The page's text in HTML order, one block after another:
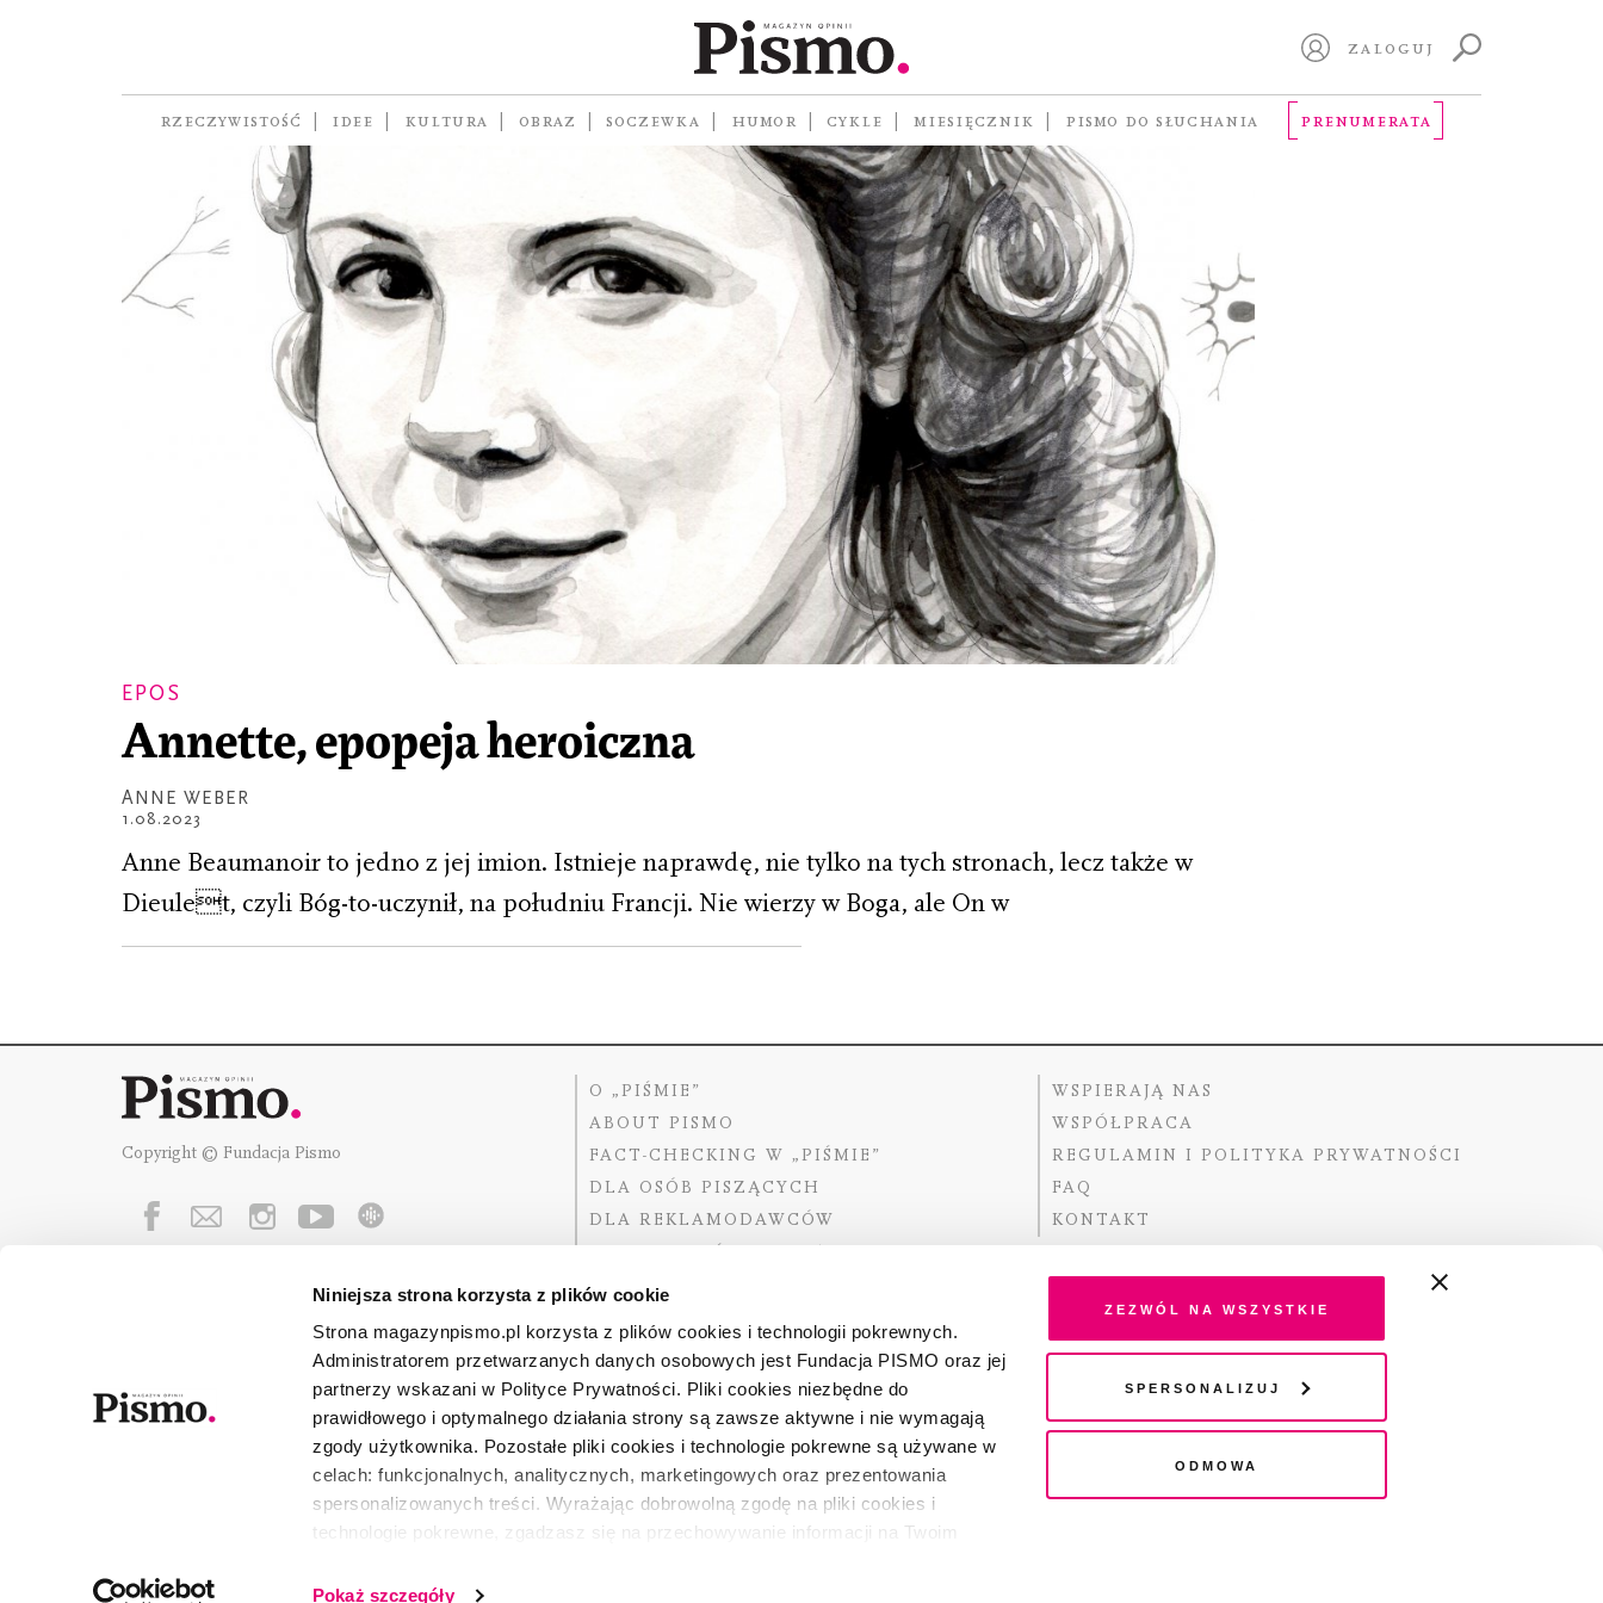
Niniejsza strona korzysta z plików cookie
Strona magazynpismo.pl korzysta z plików cookies i technologii pokrewnych.
Administratorem przetwarzanych danych osobowych jest Fundacja PISMO oraz jej
partnerzy wskazani w Polityce Prywatności. Pliki cookies niezbędne do
prawidłowego i optymalnego działania strony są zawsze aktywne i nie wymagają
zgody użytkownika. Pozostałe pliki cookies i technologie pokrewne są używane w
celach: funkcjonalnych, analitycznych, marketingowych oraz prezentowania
spersonalizowanych treści. Wyrażając dobrowolną zgodę na pliki cookies i
technologie pokrewne, zgadzasz się na przechowywanie informacji na Twoim
wszystkie lub niektóre pliki cookies i technologie pokrewne możesz w każdej chwili
Pokaż szczegóły
Zezwól na wszystkie
Spersonalizuj
Odmowa
ZALOGUJ
RZECZYWISTOŚĆ IDEE KULTURA OBRAZ SOCZEWKA HUMOR CYKLE MIESIĘCZNIK PISMO DO SŁUCHANIA PRENUMERATA
EPOS
Annette, epopeja heroiczna
ANNE WEBER
1.08.2023
Anne Beaumanoir to jedno z jej imion. Istnieje naprawdę, nie tylko na tych stronach, lecz także w
Dieulet, czyli Bóg-to-uczynił, na południu Francji. Nie wierzy w Boga, ale On w
Copyright © Fundacja Pismo
O „PIŚMIE”
ABOUT PISMO
FACT-CHECKING W „PIŚMIE”
DLA OSÓB PISZĄCYCH
DLA REKLAMODAWCÓW
WSPIERAJĄ NAS
WSPÓŁPRACA
REGULAMIN I POLITYKA PRYWATNOŚCI
FAQ
KONTAKT
Fundację Pismowspierają:
Dofinansowano ze środków Ministra Kultury i Dziedzictwa
Narodowego pochodzących z Funduszu Promocji Kultury –